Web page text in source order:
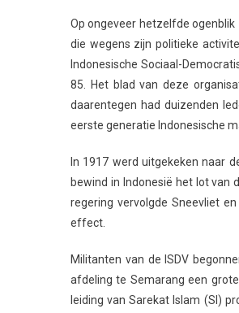
Op ongeveer hetzelfde
die wegens zijn politieke
Indonesische Sociaal-
85. Het blad van deze
daarentegen had duizenden
eerste generatie Indonesische
In 1917 werd uitgekeken naar
bewind in Indonesië het lot van
regering vervolgde Sneevliet
effect.
Militanten van de ISDV
afdeling te Semarang een
leiding van Sarekat Islam (SI)